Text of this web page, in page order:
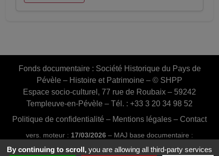
Fonds documentaire : Société Historique du Pays de
Pévèle – Histoire et Patrimoine – © SHPP
Espace socio-culturel, 77 rue de Roubaix – 59242
Templeuve-en-Pévèle – Tél. : +33 3 20 34 98 52
Politique de confidentialité – Mentions légales – Contact
vers. moteur : 17/03/2026 – MAJ base documentaire :
03/07/2026 16:46:24
By continuing to scroll, you are allowing all third-party services